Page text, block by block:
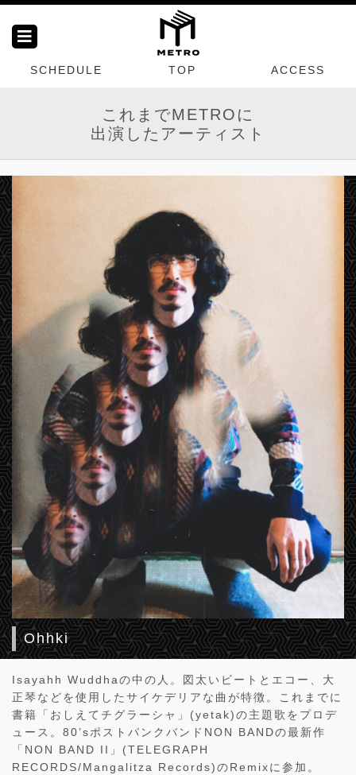
SCHEDULE TOP ACCESS
これまでMETROに
出演したアーティスト
Ohhki
Isayahh Wuddhaの中の人。図太いビートとエコー、大
正琴などを使用したサイケデリアな曲が特徴。これまでに
書籍「おしえてチグラーシャ」(yetak)の主題歌をプロデ
ュース。80’sポストパンクバンドNON BANDの最新作
「NON BAND II」(TELEGRAPH
RECORDS/Mangalitza Records)のRemixに参加。